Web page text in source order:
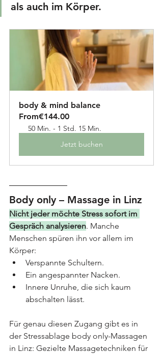
als auch im Körper.
body & mind balance
From€144.00
50 Min. - 1 Std. 15 Min.
Jetzt buchen
Body only – Massage in Linz
Nicht jeder möchte Stress sofort im
Gespräch analysieren. Manche
Menschen spüren ihn vor allem im
Körper:
Verspannte Schultern.
Ein angespannter Nacken.
Innere Unruhe, die sich kaum
abschalten lässt.
Für genau diesen Zugang gibt es in
der Stressablage body only-Massagen
in Linz: Gezielte Massagetechniken für